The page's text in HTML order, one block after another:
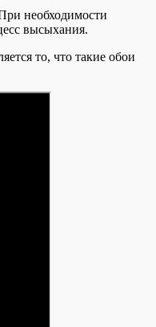
необходимости
высыхания.
то, что такие обои